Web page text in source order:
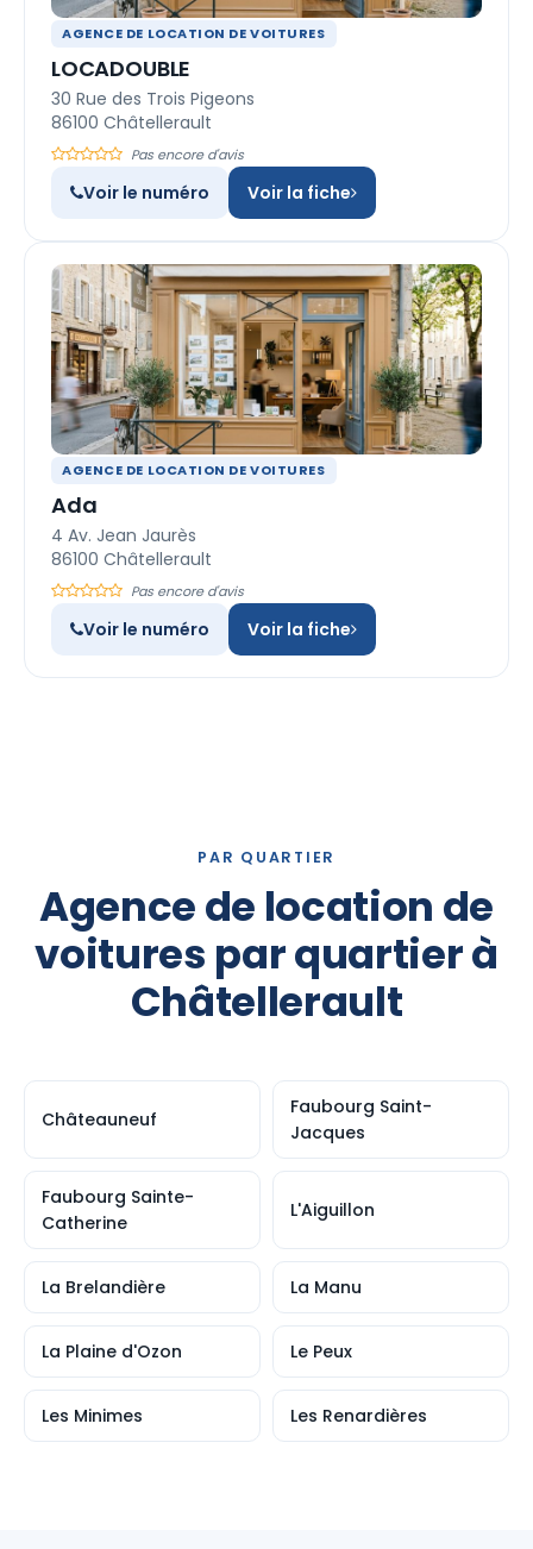
AGENCE DE LOCATION DE VOITURES
LOCADOUBLE
30 Rue des Trois Pigeons
86100 Châtellerault
Pas encore d'avis
Voir le numéro Voir la fiche
AGENCE DE LOCATION DE VOITURES
Ada
4 Av. Jean Jaurès
86100 Châtellerault
Pas encore d'avis
Voir le numéro Voir la fiche
PAR QUARTIER
Agence de location de
voitures par quartier à
Châtellerault
Châteauneuf
Faubourg Saint-
Jacques
Faubourg Sainte-
Catherine
L'Aiguillon
La Brelandière La Manu
La Plaine d'Ozon Le Peux
Les Minimes Les Renardières